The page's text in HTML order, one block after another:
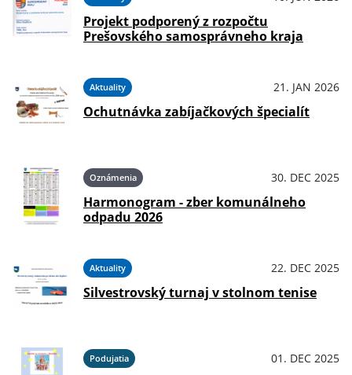
Projekt podporený z rozpočtu
Prešovského samosprávneho kraja
Aktuality 21. JAN 2026
Ochutnávka zabíjačkových špecialít
Oznámenia 30. DEC 2025
Harmonogram - zber komunálneho
odpadu 2026
Aktuality 22. DEC 2025
Silvestrovský turnaj v stolnom tenise
Podujatia 01. DEC 2025